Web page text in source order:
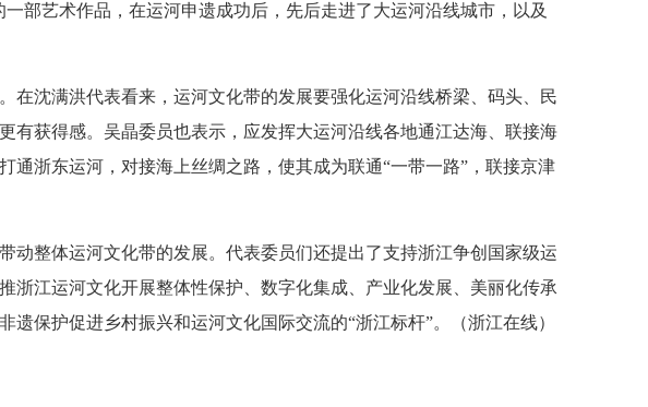
部艺术作品，在运河申遗成功后，先后走进了大运河沿线城市，以及
沈满洪代表看来，运河文化带的发展要强化运河沿线桥梁、码头、民
有获得感。吴晶委员也表示，应发挥大运河沿线各地通江达海、联接海
通浙东运河，对接海上丝绸之路，使其成为联通“一带一路”，联接京津
整体运河文化带的发展。代表委员们还提出了支持浙江争创国家级运
江运河文化开展整体性保护、数字化集成、产业化发展、美丽化传承
保护促进乡村振兴和运河文化国际交流的“浙江标杆”。（浙江在线）